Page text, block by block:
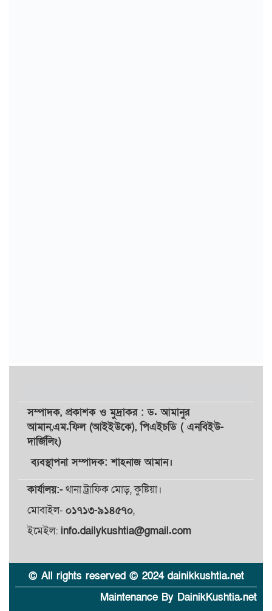
সম্পাদক, প্রকাশকওমুদ্রাকর: ড. আমানুর
আমান,এম.ফিল (আইইউকে), পিএইচডি ( এনবিইউ-
দার্জিলিং)
ব্যবস্থাপনা সম্পাদক: শাহনাজ আমান।
কার্যালয়:-থানা ট্রাফিক মোড়, কুষ্টিয়া।
মোবাইল- ০১৭১৩-৯১৪৫৭০,
ইমেইল: info.dailykushtia@gmail.com
© All rights reserved © 2024 dainikkushtia.net
Maintenance By DainikKushtia.net